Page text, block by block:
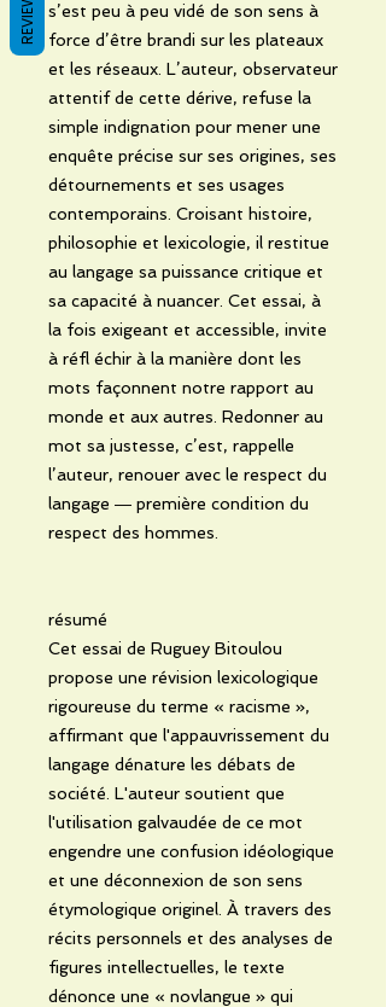
s’est peu à peu vidé de son sens à
force d’être brandi sur les plateaux
et les réseaux. L’auteur, observateur
attentif de cette dérive, refuse la
simple indignation pour mener une
enquête précise sur ses origines, ses
détournements et ses usages
contemporains. Croisant histoire,
philosophie et lexicologie, il restitue
au langage sa puissance critique et
sa capacité à nuancer. Cet essai, à
la fois exigeant et accessible, invite
à réfl échir à la manière dont les
mots façonnent notre rapport au
monde et aux autres. Redonner au
mot sa justesse, c’est, rappelle
l’auteur, renouer avec le respect du
langage ― première condition du
respect des hommes.
résumé
Cet essai de Ruguey Bitoulou
propose une révision lexicologique
rigoureuse du terme « racisme »,
affirmant que l'appauvrissement du
langage dénature les débats de
société. L'auteur soutient que
l'utilisation galvaudée de ce mot
engendre une confusion idéologique
et une déconnexion de son sens
étymologique originel. À travers des
récits personnels et des analyses de
figures intellectuelles, le texte
dénonce une « novlangue » qui
REVIEWS